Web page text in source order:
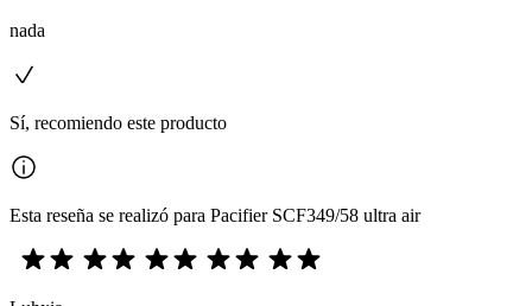
nada
Sí, recomiendo este producto
Esta reseña se realizó para Pacifier SCF349/58 ultra air